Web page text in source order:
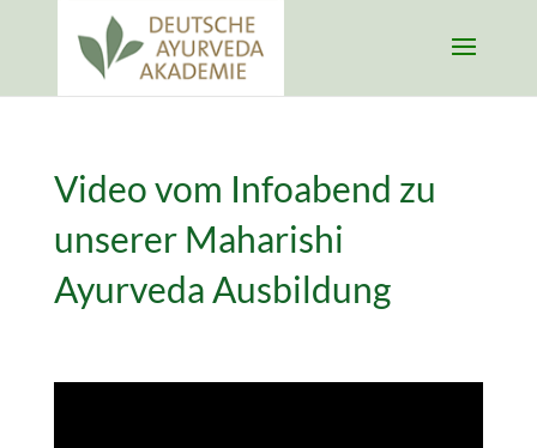
Video vom Infoabend zu
unserer Maharishi
Ayurveda Ausbildung